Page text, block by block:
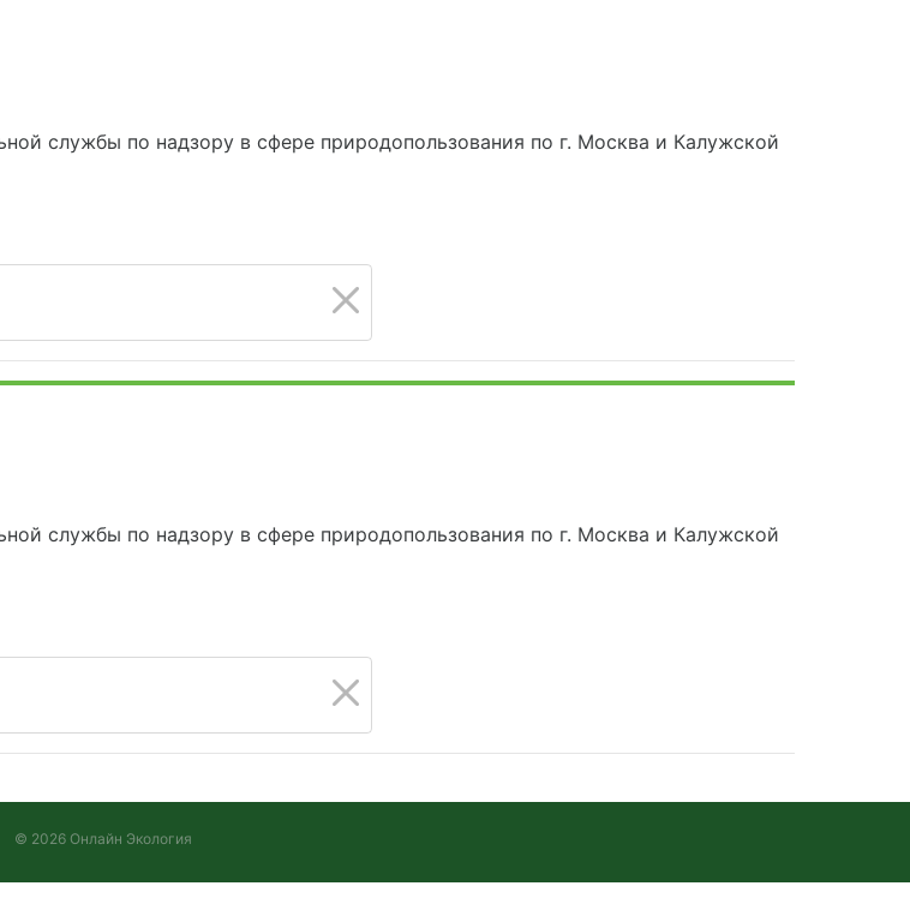
службы по надзору в сфере природопользования по г. Москва и Калужской
службы по надзору в сфере природопользования по г. Москва и Калужской
© 2026 Онлайн Экология